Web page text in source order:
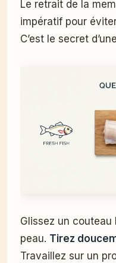
Le retrait de la
impératif pour
C’est le secret d’une
Glissez un
peau. Tirez
Travaillez sur un